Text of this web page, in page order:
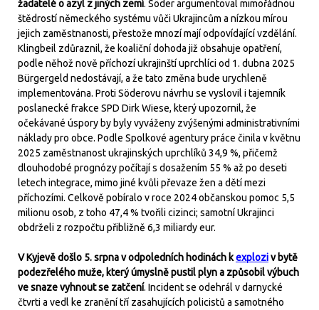
žadatelé o azyl z jiných zemí. Söder argumentoval mimořádnou
štědrostí německého systému vůči Ukrajincům a nízkou mírou
jejich zaměstnanosti, přestože mnozí mají odpovídající vzdělání.
Klingbeil zdůraznil, že koaliční dohoda již obsahuje opatření,
podle něhož nově příchozí ukrajinští uprchlíci od 1. dubna 2025
Bürgergeld nedostávají, a že tato změna bude urychleně
implementována. Proti Söderovu návrhu se vyslovil i tajemník
poslanecké frakce SPD Dirk Wiese, který upozornil, že
očekávané úspory by byly vyváženy zvýšenými administrativními
náklady pro obce. Podle Spolkové agentury práce činila v květnu
2025 zaměstnanost ukrajinských uprchlíků 34,9 %, přičemž
dlouhodobé prognózy počítají s dosažením 55 % až po deseti
letech integrace, mimo jiné kvůli převaze žen a dětí mezi
příchozími. Celkově pobíralo v roce 2024 občanskou pomoc 5,5
milionu osob, z toho 47,4 % tvořili cizinci; samotní Ukrajinci
obdrželi z rozpočtu přibližně 6,3 miliardy eur.
V Kyjevě došlo 5. srpna v odpoledních hodinách kexploziv bytě
podezřelého muže, který úmyslně pustil plyn a způsobil výbuch
ve snaze vyhnout se zatčení. Incident se odehrál v darnycké
čtvrti a vedl ke zranění tří zasahujících policistů a samotného